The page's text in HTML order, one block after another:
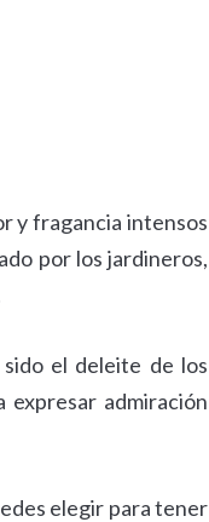
y fragancia intensos
por los jardineros,
el deleite de los
expresar admiración
elegir para tener